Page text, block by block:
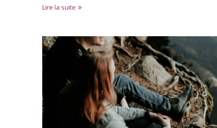
Lire la suite